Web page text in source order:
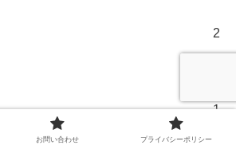
2
1
お問い合わせ プライバシーポリシー